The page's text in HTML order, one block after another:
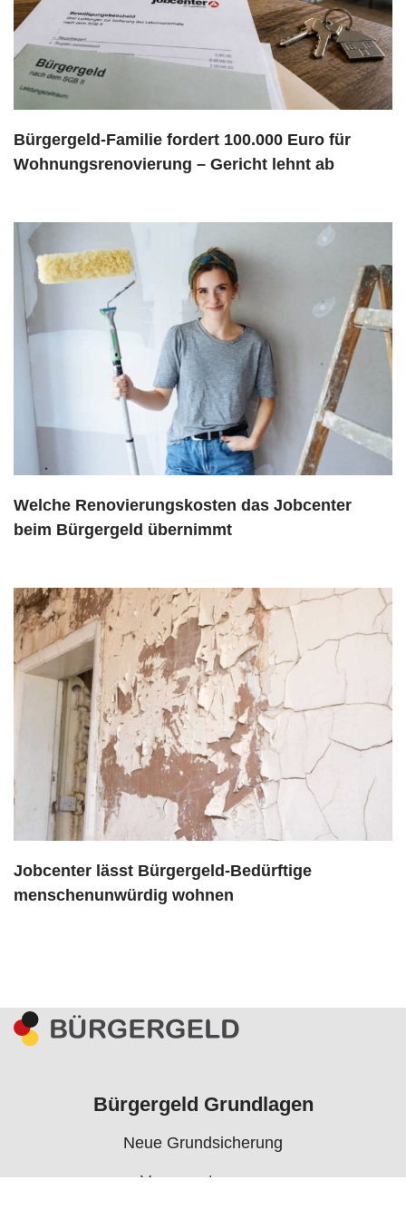
Bürgergeld-Familie fordert 100.000 Euro für
Wohnungsrenovierung – Gericht lehnt ab
Welche Renovierungskosten das Jobcenter
beim Bürgergeld übernimmt
Jobcenter lässt Bürgergeld-Bedürftige
menschenunwürdig wohnen
Bürgergeld Grundlagen
Neue Grundsicherung
Voraussetzungen